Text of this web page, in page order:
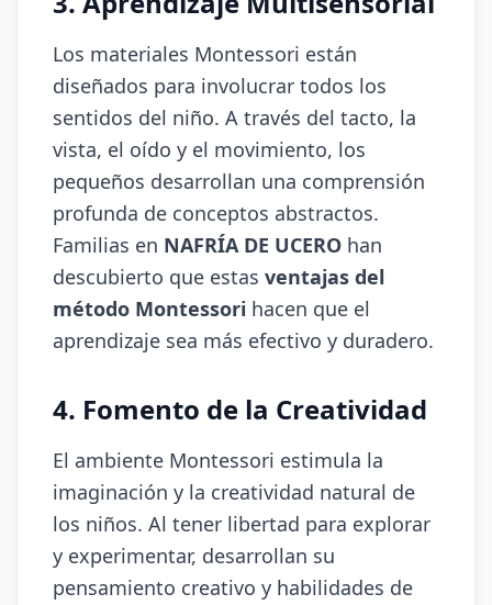
Los materiales Montessori están
diseñados para involucrar todos los
sentidos del niño. A través del tacto, la
vista, el oído y el movimiento, los
pequeños desarrollan una comprensión
profunda de conceptos abstractos.
Familias en NAFRÍA DE UCERO han
descubierto que estas ventajas del
método Montessori hacen que el
aprendizaje sea más efectivo y duradero.
4. Fomento de la Creatividad
El ambiente Montessori estimula la
imaginación y la creatividad natural de
los niños. Al tener libertad para explorar
y experimentar, desarrollan su
pensamiento creativo y habilidades de